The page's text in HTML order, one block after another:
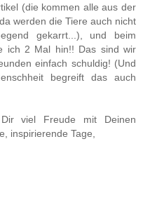
(die kommen alle aus der
werden die Tiere auch nicht
gekarrt...), und beim
ich 2 Mal hin!! Das sind wir
einfach schuldig! (Und
begreift das auch
viel Freude mit Deinen
inspirierende Tage,